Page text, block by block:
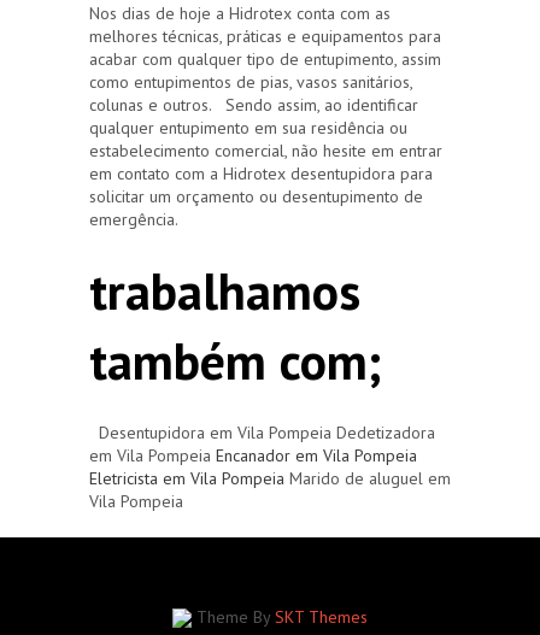
Nos dias de hoje a Hidrotex conta com as
melhores técnicas, práticas e equipamentos para
acabar com qualquer tipo de entupimento, assim
como entupimentos de pias, vasos sanitários,
colunas e outros. Sendo assim, ao identificar
qualquer entupimento em sua residência ou
estabelecimento comercial, não hesite em entrar
em contato com a Hidrotex desentupidora para
solicitar um orçamento ou desentupimento de
emergência.
trabalhamos
também com;
Desentupidora em Vila Pompeia Dedetizadora
em Vila Pompeia Encanador em Vila Pompeia
Eletricista em Vila Pompeia Marido de aluguel em
Vila Pompeia
Theme By SKT Themes